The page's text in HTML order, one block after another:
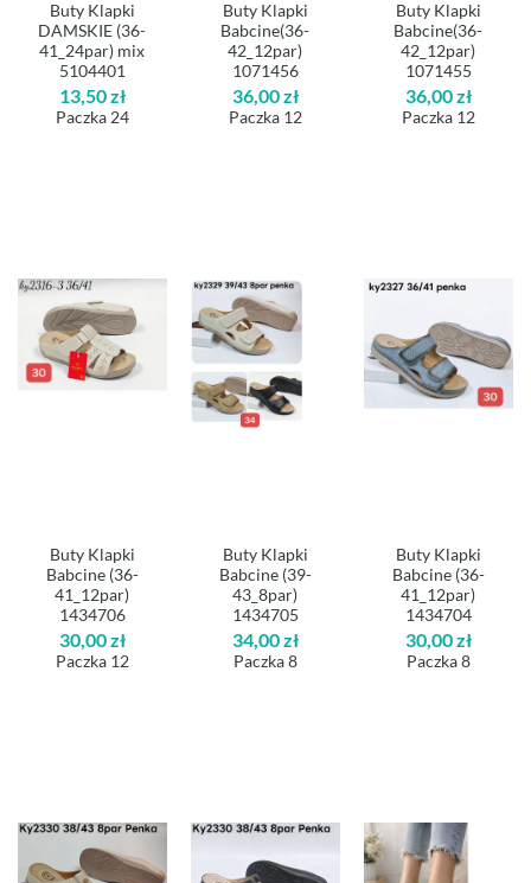
Buty Klapki
DAMSKIE (36-
41_24par) mix
5104401
13,50zł
Paczka 24
Buty Klapki
Babcine(36-
42_12par)
1071456
36,00zł
Paczka 12
Buty Klapki
Babcine(36-
42_12par)
1071455
36,00zł
Paczka 12
Buty Klapki
Babcine (36-
41_12par)
1434706
30,00zł
Paczka 12
Buty Klapki
Babcine (39-
43_8par)
1434705
34,00zł
Paczka 8
Buty Klapki
Babcine (36-
41_12par)
1434704
30,00zł
Paczka 8